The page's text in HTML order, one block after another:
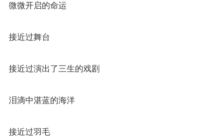
微微开启的命运
接近过舞台
接近过演出了三生的戏剧
泪滴中湛蓝的海洋
接近过羽毛